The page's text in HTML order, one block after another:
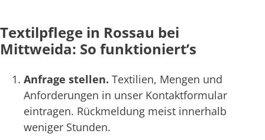
Textilpflege in Rossau bei
Mittweida: So funktioniert’s
Anfrage stellen. Textilien, Mengen und
Anforderungen in unser Kontaktformular
eintragen. Rückmeldung meist innerhalb
weniger Stunden.